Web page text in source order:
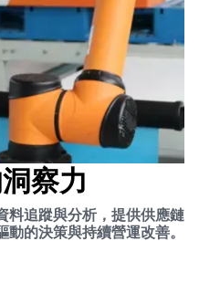
察力
料追蹤與分析，提供供應鏈
的決策與持續營運改善。